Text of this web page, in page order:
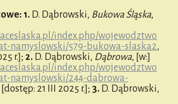
1. D. Dąbrowski, Bukowa Śląska,
index.php/wojewodztwo
namyslowski/579-bukowa-slaska2,
r.]; 2. D. Dąbrowski, Dąbrowa, [w:]
index.php/wojewodztwo
namyslowski/244-dabrowa-
[dostęp: 21 III 2025 r.]; 3. D. Dąbrowski,